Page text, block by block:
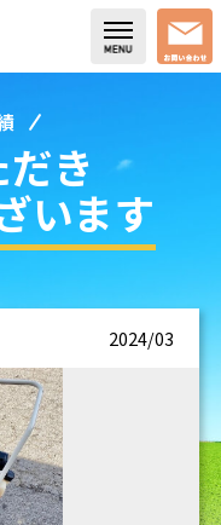
き
います
2024/03